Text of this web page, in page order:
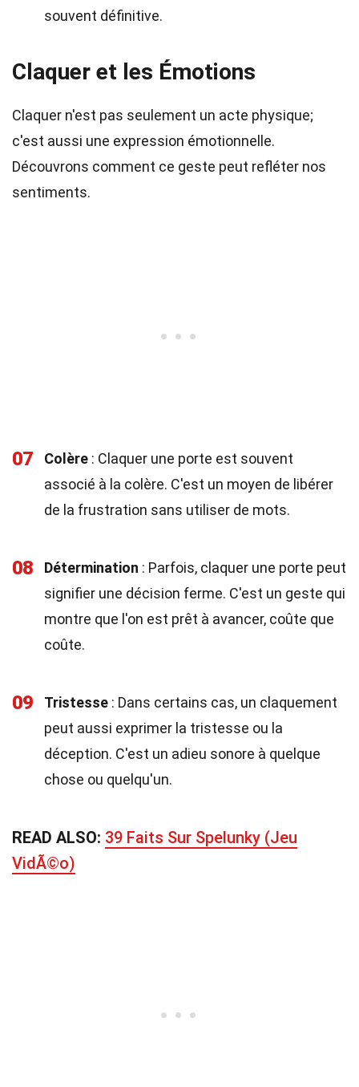
souvent définitive.
Claquer et les Émotions
Claquer n'est pas seulement un acte physique;
c'est aussi une expression émotionnelle.
Découvrons comment ce geste peut refléter nos
sentiments.
07 Colère : Claquer une porte est souvent
associé à la colère. C'est un moyen de libérer
de la frustration sans utiliser de mots.
08 Détermination : Parfois, claquer une porte peut
signifier une décision ferme. C'est un geste qui
montre que l'on est prêt à avancer, coûte que
coûte.
09 Tristesse : Dans certains cas, un claquement
peut aussi exprimer la tristesse ou la
déception. C'est un adieu sonore à quelque
chose ou quelqu'un.
READ ALSO: 39 Faits Sur Spelunky (Jeu
VidÃ©o)